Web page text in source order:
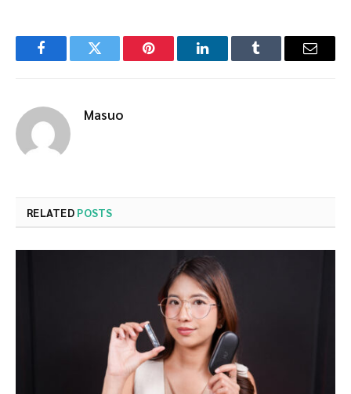
FacebookTwitter Pinterest LinkedInTumblr Email
Masuo
RELATED POSTS